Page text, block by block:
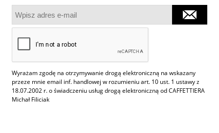
Wyrażam zgodę na otrzymywanie drogą elektroniczną na wskazany
przeze mnie email inf. handlowej w rozumieniu art. 10 ust. 1 ustawy z
18.07.2002 r. o świadczeniu usług drogą elektroniczną od CAFFETTIERA
Michał Filiciak